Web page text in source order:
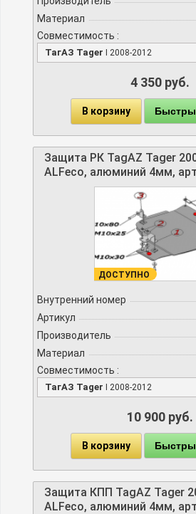
Материал
Совместимость :
ТагАЗ Tager I 2008-2012
4 350 руб.
В корзину
Защита РК TagAZ Tager
ALFeco, алюминий 4мм,
ДОСТУПНО
Внутренний номер
Артикул
Производитель
Материал
Совместимость :
ТагАЗ Tager I 2008-2012
10 900 руб.
В корзину
Защита КПП TagAZ Tager
ALFeco, алюминий 4мм,